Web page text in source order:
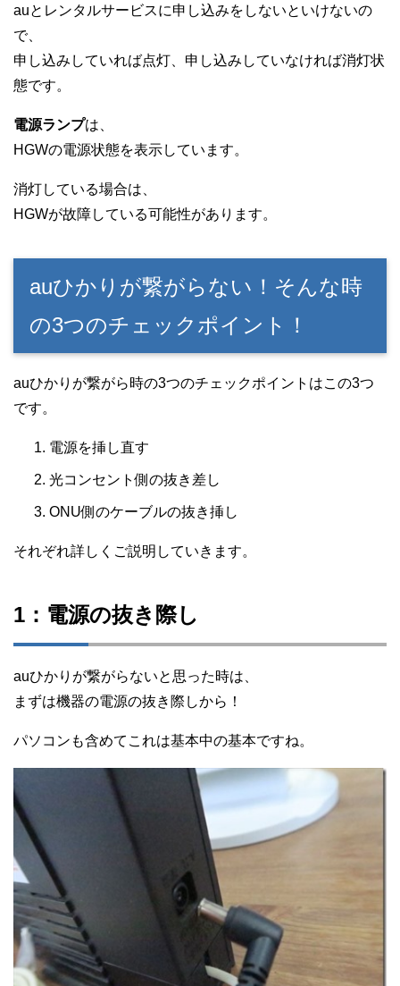
auとレンタルサービスに申し込みをしないといけないの
で、
申し込みしていれば点灯、申し込みしていなければ消灯状
態です。
電源ランプは、
HGWの電源状態を表示しています。
消灯している場合は、
HGWが故障している可能性があります。
auひかりが繋がらない！そんな時
の3つのチェックポイント！
auひかりが繋がら時の3つのチェックポイントはこの3つ
です。
電源を挿し直す
光コンセント側の抜き差し
ONU側のケーブルの抜き挿し
それぞれ詳しくご説明していきます。
1：電源の抜き際し
auひかりが繋がらないと思った時は、
まずは機器の電源の抜き際しから！
パソコンも含めてこれは基本中の基本ですね。